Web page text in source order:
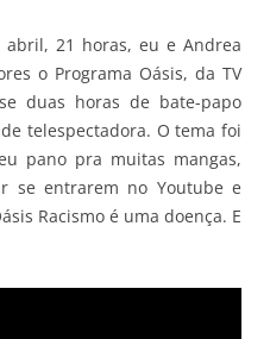
21 horas, eu e Andrea
o Programa Oásis, da TV
duas horas de bate-papo
telespectadora. O tema foi
pano pra muitas mangas,
se entrarem no Youtube e
Racismo é uma doença. E